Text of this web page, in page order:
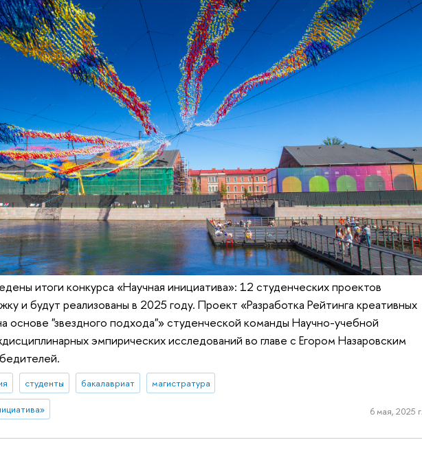
итоги конкурса «Научная инициатива»: 12 студенческих проектов
и будут реализованы в 2025 году. Проект «Разработка Рейтинга креативных
основе "звездного подхода"» студенческой команды Научно-учебной
эмпирических исследований во главе с Егором Назаровским
студенты бакалавриат магистратура
6 мая, 2025 г.